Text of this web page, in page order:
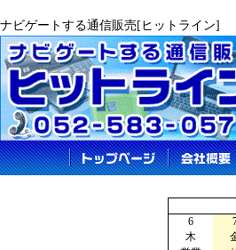
ナビゲートする通信販売[ヒットライン]
6
木